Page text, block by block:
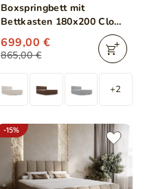
Boxspringbett mit
Bettkasten 180x200 Cloud
Schwarz
865,00 €
699,00 €
+2
-15%